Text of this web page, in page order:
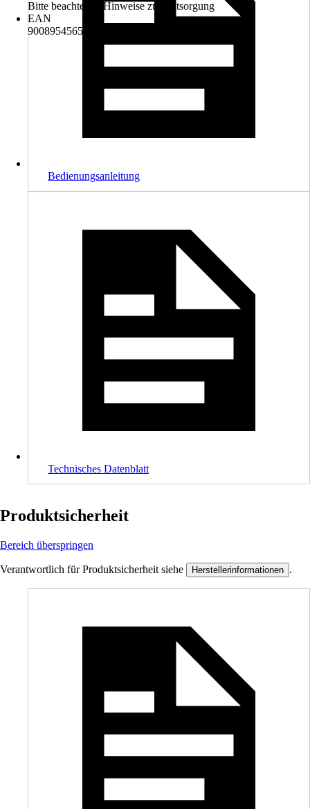
Bitte beachte die Hinweise zur Entsorgung
EAN
9008954565270
Bedienungsanleitung
Technisches Datenblatt
Produktsicherheit
Bereich überspringen
Verantwortlich für Produktsicherheit siehe Herstellerinformationen .